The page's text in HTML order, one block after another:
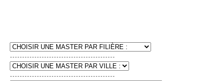
-------------------------------------------
-------------------------------------------